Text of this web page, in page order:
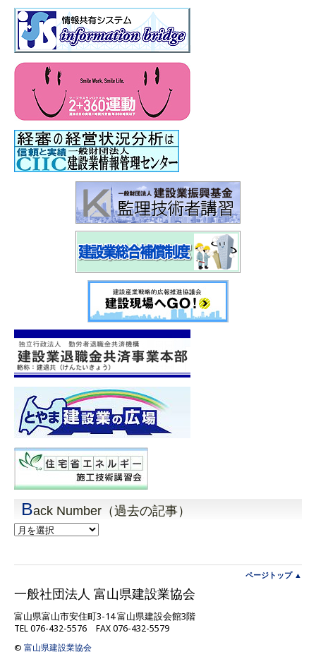
Back Number（過去の記事）
Back
Number（過
事）
ページトップ ▲
一般社団法人 富山県建設業協会
富山県富山市安住町3-14 富山県建設会館3階
TEL 076-432-5576 FAX 076-432-5579
© 富山県建設業協会